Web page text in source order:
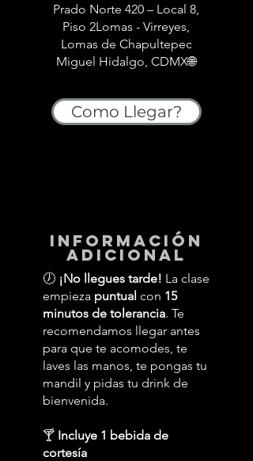
Prado Norte 420 – Local 8,
Piso 2Lomas - Virreyes,
Lomas de Chapultepec
Miguel Hidalgo, CDMX🌐
Como Llegar?
información
adicional
🕖 ¡No llegues tarde! La clase
empieza puntual con 15
minutos de tolerancia. Te
recomendamos llegar antes
para que te acomodes, te
laves las manos, te pongas tu
mandil y pidas tu drink de
bienvenida.
🍸 Incluye 1 bebida de
cortesía